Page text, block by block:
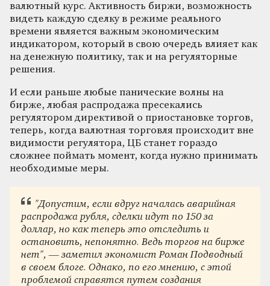
валютный курс. Активность биржи, возможность
видеть каждую сделку в режиме реального
времени является важным экономическим
индикатором, который в свою очередь влияет как
на денежную политику, так и на регуляторные
решения.
И если раньше любые панические волны на
бирже, любая распродажа пресекались
регулятором директивой о приостановке торгов,
теперь, когда валютная торговля происходит вне
видимости регулятора, ЦБ станет гораздо
сложнее поймать момент, когда нужно принимать
необходимые меры.
"Допустим, если вдруг началась аварийная
распродажа рубля, сделки идут по 150 за
доллар, но как теперь это отследить и
остановить, непонятно. Ведь торгов на бирже
нет", — заметил экономист Роман Подводный
в своем блоге. Однако, по его мнению, с этой
проблемой справятся путем создания